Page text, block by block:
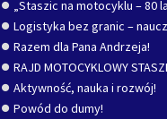
„Staszic na motocyklu – 80
Logistyka bez granic –
Razem dla Pana Andrzeja!
RAJD MOTOCYKLOWY
Aktywność, nauka i rozwój!
Powód do dumy!